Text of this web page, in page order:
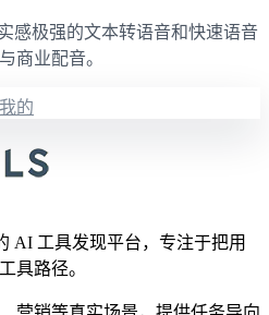
感极强的文本转语音和快速语音
商业配音。
我的
AI 工具发现平台，专注于把用
具路径。